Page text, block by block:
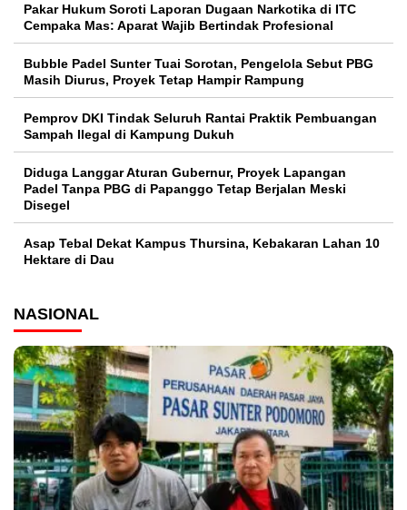
Pakar Hukum Soroti Laporan Dugaan Narkotika di ITC
Cempaka Mas: Aparat Wajib Bertindak Profesional
Bubble Padel Sunter Tuai Sorotan, Pengelola Sebut PBG
Masih Diurus, Proyek Tetap Hampir Rampung
Pemprov DKI Tindak Seluruh Rantai Praktik Pembuangan
Sampah Ilegal di Kampung Dukuh
Diduga Langgar Aturan Gubernur, Proyek Lapangan
Padel Tanpa PBG di Papanggo Tetap Berjalan Meski
Disegel
Asap Tebal Dekat Kampus Thursina, Kebakaran Lahan 10
Hektare di Dau
NASIONAL